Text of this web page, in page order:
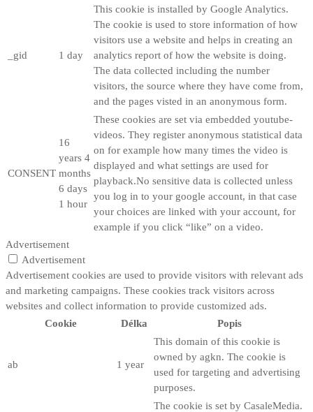
_gid 1 day
This cookie is installed by Google Analytics.
The cookie is used to store information of how
visitors use a website and helps in creating an
analytics report of how the website is doing.
The data collected including the number
visitors, the source where they have come from,
and the pages visted in an anonymous form.
CONSENT
16
years 4
months
6 days
1 hour
These cookies are set via embedded youtube-
videos. They register anonymous statistical data
on for example how many times the video is
displayed and what settings are used for
playback.No sensitive data is collected unless
you log in to your google account, in that case
your choices are linked with your account, for
example if you click “like” on a video.
Advertisement
Advertisement
Advertisement cookies are used to provide visitors with relevant ads
and marketing campaigns. These cookies track visitors across
websites and collect information to provide customized ads.
Cookie
Délka Popis
ab 1 year
This domain of this cookie is
owned by agkn. The cookie is
used for targeting and advertising
purposes.
The cookie is set by CasaleMedia.